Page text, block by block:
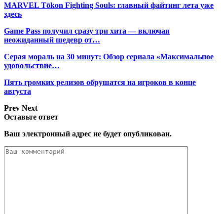
MARVEL Tōkon Fighting Souls: главный файтинг лета уже
здесь
Game Pass получил сразу три хита — включая
неожиданный шедевр от…
Серая мораль на 30 минут: Обзор сериала «Максимальное
удовольствие…
Пять громких релизов обрушатся на игроков в конце
августа
Prev Next
Оставьте ответ
Ваш электронный адрес не будет опубликован.